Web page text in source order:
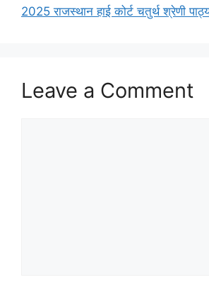
2025 राजस्थान हाई कोर्ट चतुर्थ श्रेणी
Leave a Comment